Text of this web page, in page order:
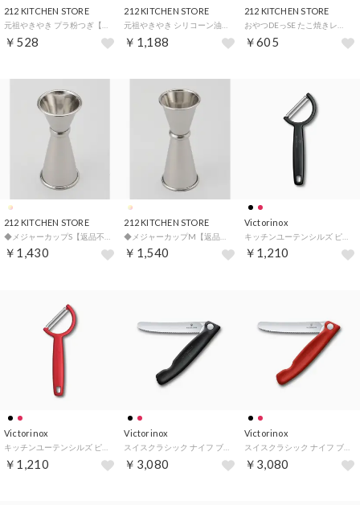
212 KITCHEN STORE
￥528
212 KITCHEN STORE
￥1,188
212 KITCHEN STORE
￥605
212 KITCHEN STORE
￥1,430
212 KITCHEN STORE
￥1,540
Victorinox
キッチンユーテンシルズ ピーラー VICTORINOX MULTI TOUL rho-peeler 【返品不可商品】 （ブラック）
￥1,210
Victorinox
キッチンユーテンシルズ ピーラー VICTORINOX MULTI TOUL rho-peeler 【返品不可商品】 （レッド）
￥1,210
Victorinox
スイスクラシック ナイフ ブレード11cm ピクニックナイフ アウトドア キャンプ 折りたたみ VICTORINOX 【返品不可商品】 （ブラック）
￥3,080
Victorinox
スイスクラシック ナイフ ブレード11cm ピクニックナイフ アウトドア キャンプ 折りたたみ VICTORINOX 【返品不可商品】 （レッド）
￥3,080